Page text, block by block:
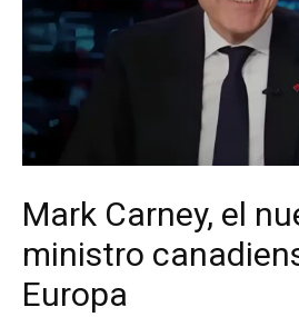
Mark Carney, el
ministro
Europa